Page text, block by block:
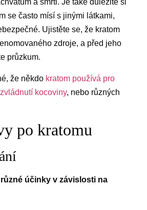
a smrti. Je také důležité si
se často mísí s jinými látkami,
Ujistěte se, že kratom
zdroje, a před jeho
průzkum.
že někdo kratom používá pro
kocoviny, nebo různých
po kratomu
účinky v závislosti na